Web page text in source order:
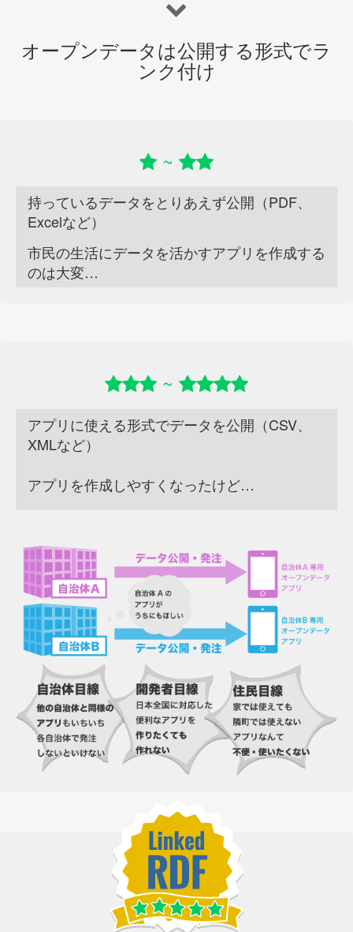
オープンデータは公開する形式でラ
ンク付け
~
持っているデータをとりあえず公開（PDF、
Excelなど）
市民の生活にデータを活かすアプリを作成する
のは大変…
~
アプリに使える形式でデータを公開（CSV、
XMLなど）
アプリを作成しやすくなったけど…